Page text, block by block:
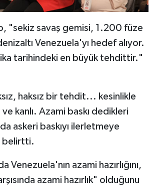
"sekiz savaş gemisi, 1.200 füze
Venezuela'yı hedef alıyor.
tarihindeki en büyük tehdittir."
haksız bir tehdit... kesinlikle
kanlı. Azami baskı dedikleri
askeri baskıyı ilerletmeye
belirtti.
Venezuela'nın azami hazırlığını,
azami hazırlık" olduğunu